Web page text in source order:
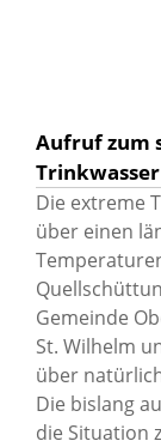
Aufruf zum
Trinkwasser
Die extreme
über einen
Gemeinde
St. Wilhelm
über
Die bislang
die Situation